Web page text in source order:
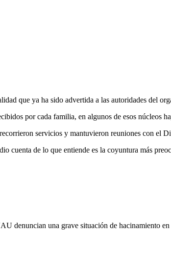
que ya ha sido advertida a las autoridades del
por cada familia, en algunos de esos núcleos
servicios y mantuvieron reuniones con el
cuenta de lo que entiende es la coyuntura más
denuncian una grave situación de hacinamiento